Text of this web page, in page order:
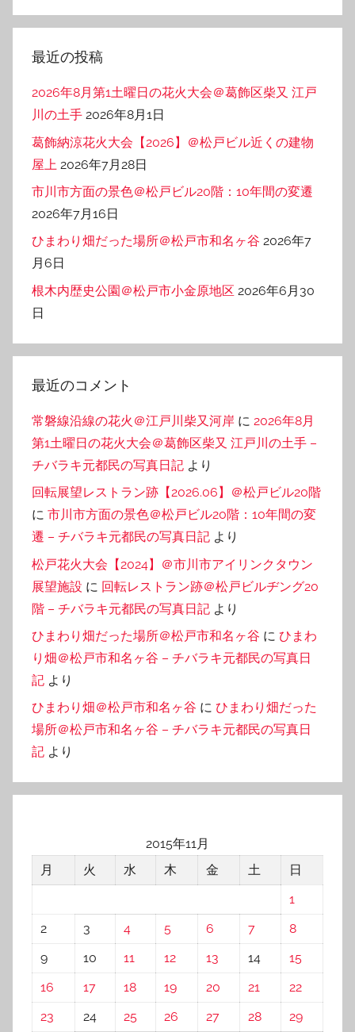
ゴ
リ
最近の投稿
2026年8月第1土曜日の花火大会＠葛飾区柴又 江戸
川の土手 2026年8月1日
葛飾納涼花火大会【2026】＠松戸ビル近くの建物
屋上 2026年7月28日
市川市方面の景色＠松戸ビル20階：10年間の変遷
2026年7月16日
ひまわり畑だった場所＠松戸市和名ヶ谷 2026年7
月6日
根木内歴史公園＠松戸市小金原地区 2026年6月30
日
最近のコメント
常磐線沿線の花火＠江戸川柴又河岸 に 2026年8月
第1土曜日の花火大会＠葛飾区柴又 江戸川の土手 –
チバラキ元都民の写真日記 より
回転展望レストラン跡【2026.06】＠松戸ビル20階
に 市川市方面の景色＠松戸ビル20階：10年間の変
遷 – チバラキ元都民の写真日記 より
松戸花火大会【2024】＠市川市アイリンクタウン
展望施設 に 回転レストラン跡＠松戸ビルヂング20
階 – チバラキ元都民の写真日記 より
ひまわり畑だった場所＠松戸市和名ヶ谷 に ひまわ
り畑＠松戸市和名ヶ谷 – チバラキ元都民の写真日
記 より
ひまわり畑＠松戸市和名ヶ谷 に ひまわり畑だった
場所＠松戸市和名ヶ谷 – チバラキ元都民の写真日
記 より
2015年11月
月
火 水 木 金 土
日
1
2
3 4 5 6 7
8
9
10 11 12 13 14
15
16
17 18 19 20 21
22
23
24 25 26 27 28 29